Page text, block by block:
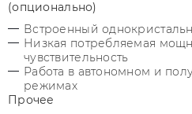
(опционально)
Встроенный
Низкая потребляемая
чувствительность
Работа в автономном и
режимах
Прочее